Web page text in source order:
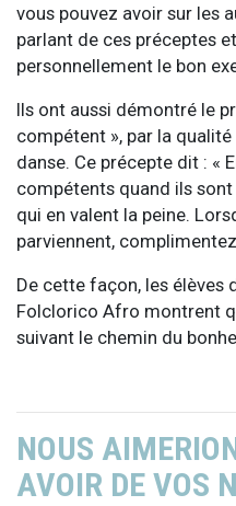
vous pouvez avoir sur les
parlant de ces préceptes
personnellement le bon
Ils ont aussi démontré le
compétent », par la
danse. Ce précepte dit : «
compétents quand ils
qui en valent la peine.
parviennent,
De cette façon, les élèves
Folclorico Afro montrent
suivant le chemin du
NOUS
AVOIR DE VOS